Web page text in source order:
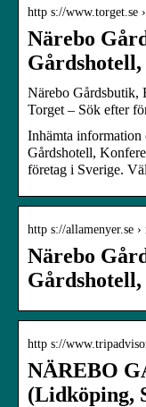
http s://www.torget.se
Närebo
Närebo Gårdsbutik,
Torget – Sök efter
Inhämta information
Gårdshotell,
företag i Sverige.
http s://allamenyer.se
Närebo
http s://
NÄREBO
(Lidköping,